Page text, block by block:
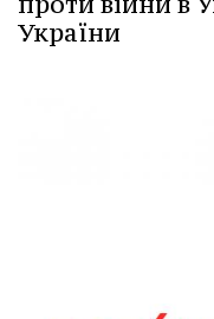
України